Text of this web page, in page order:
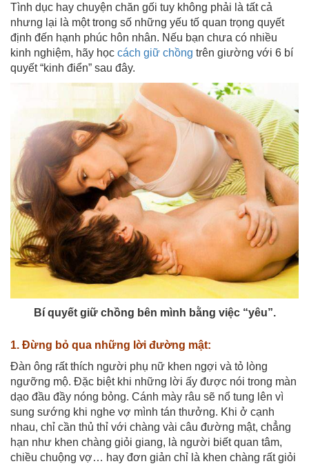
Tình dục hay chuyện chăn gối tuy không phải là tất cả
nhưng lại là một trong số những yếu tố quan trọng quyết
định đến hạnh phúc hôn nhân. Nếu bạn chưa có nhiều
kinh nghiệm, hãy học cách giữ chồng trên giường với 6 bí
quyết “kinh điển” sau đây.
Bí quyết giữ chồng bên mình bằng việc “yêu”.
1. Đừng bỏ qua những lời đường mật:
Đàn ông rất thích người phụ nữ khen ngợi và tỏ lòng
ngưỡng mộ. Đặc biệt khi những lời ấy được nói trong màn
dạo đầu đầy nóng bỏng. Cánh mày râu sẽ nổ tung lên vì
sung sướng khi nghe vợ mình tán thưởng. Khi ở cạnh
nhau, chỉ cần thủ thỉ với chàng vài câu đường mật, chẳng
hạn như khen chàng giỏi giang, là người biết quan tâm,
chiều chuộng vợ… hay đơn giản chỉ là khen chàng rất giỏi